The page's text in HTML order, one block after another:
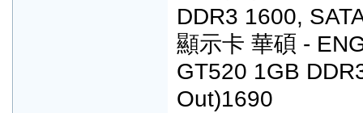
DDR3 1600,
顯示卡 華碩 -
GT520 1GB
Out)1690